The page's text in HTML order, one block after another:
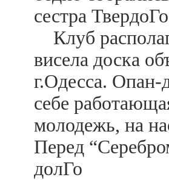
сестра
Клуб
висела доска
г.Одесса. Опан-
себе
молодежь, на
Перед
долГо